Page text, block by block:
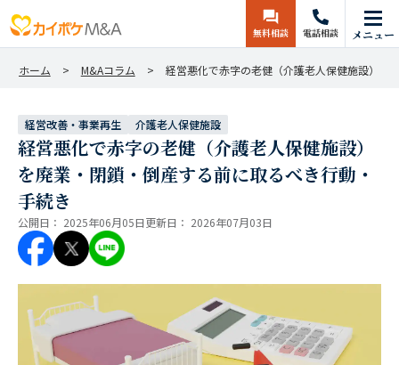
無料相談 電話相談 メニュー
ホーム M&Aコラム 経営悪化で赤字の老健（介護老人保健施設）を
経営改善・事業再生 介護老人保健施設
経営悪化で赤字の老健（介護老人保健施設）
を廃業・閉鎖・倒産する前に取るべき行動・
手続き
公開日： 2025年06月05日更新日： 2026年07月03日